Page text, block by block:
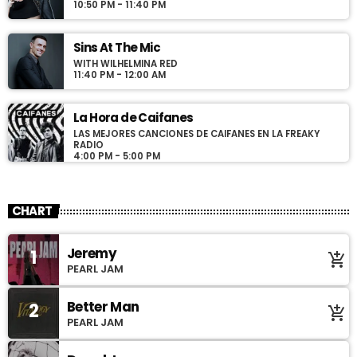
10:50 PM - 11:40 PM
Sins At The Mic
WITH WILHELMINA RED
11:40 PM - 12:00 AM
La Hora de Caifanes
LAS MEJORES CANCIONES DE CAIFANES EN LA FREAKY
RADIO
4:00 PM - 5:00 PM
CHART
1 Jeremy
PEARL JAM add_shopping_cart
2 Better Man
PEARL JAM add_shopping_cart